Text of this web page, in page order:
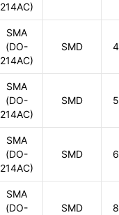
214AC)
SMA
(DO-
214AC)
SMD
SMA
(DO-
214AC)
SMD
SMA
(DO-
214AC)
SMD
SMA
(DO-
SMD